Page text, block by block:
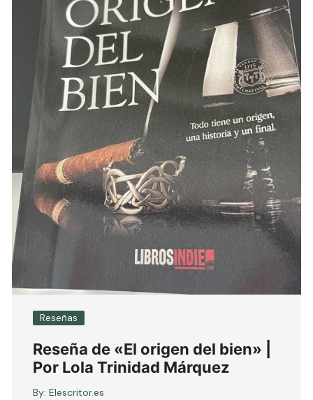
Reseñas
Reseña de «El origen del bien» |
Por Lola Trinidad Márquez
By: Elescritor.es